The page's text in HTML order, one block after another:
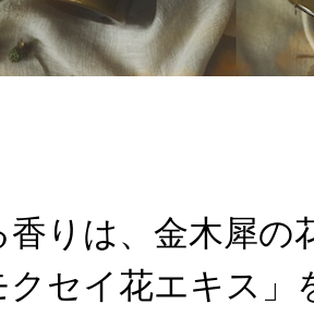
香りは、金木犀の
クセイ花エキス」